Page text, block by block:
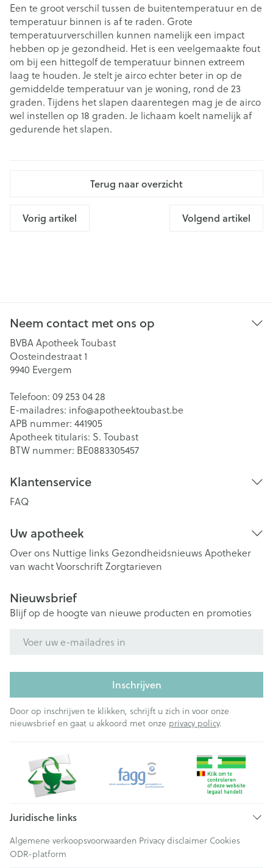
Een te groot verschil tussen de buitentemperatuur en de
temperatuur binnen is af te raden. Grote
temperatuurverschillen kunnen namelijk een impact
hebben op je gezondheid. Het is een veelgemaakte fout
om bij een hittegolf de temperatuur binnen extreem
laag te houden. Je stelt je airco echter beter in op de
gemiddelde temperatuur van je woning, rond de 23
graden. Tijdens het slapen daarentegen mag je de airco
wel instellen op 18 graden. Je lichaam koelt namelijk af
gedurende het slapen.
Terug naar overzicht
Vorig artikel Volgend artikel
Neem contact met ons op
BVBA Apotheek Toubast
Oosteindestraat 1
9940 Evergem
Telefoon: 09 253 04 28
E-mailadres: info@apotheektoubast.be
APB nummer: 441905
Apotheek titularis: S. Toubast
BTW nummer: BE0883305457
Klantenservice
FAQ
Uw apotheek
Over ons Nuttige links Gezondheidsnieuws Apotheker
van wachtVoorschriftZorgtarieven
Nieuwsbrief
Blijf op de hoogte van nieuwe producten en promoties
Inschrijven
Door op inschrijven te klikken, schrijft u zich in voor onze
nieuwsbrief en gaat u akkoord met onze privacy policy.
Juridische links
Algemene verkoopsvoorwaarden Privacy disclaimer Cookies
ODR-platform